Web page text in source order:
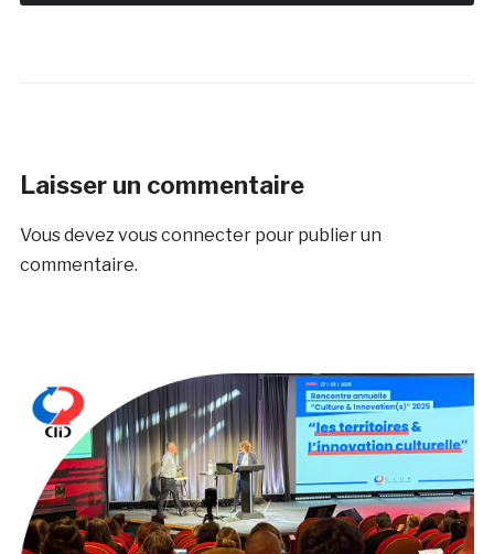
Laisser un commentaire
Vous devezvous connecterpour publier un
commentaire.